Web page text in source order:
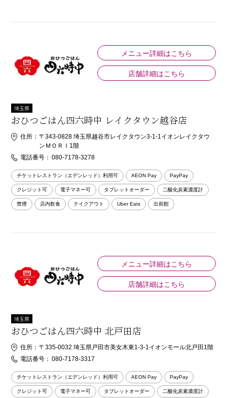
メニュー詳細はこちら
店舗詳細はこちら
埼玉県
おひつごはん四六時中 レイクタウン越谷店
住所： 〒343-0828 埼玉県越谷市レイクタウン3-1-1イオンレイクタウ
ンＭＯＲＩ1階
電話番号： 080-7178-3278
チケットレストラン（エデンレッド）利用可 AEON Pay PayPay
クレジット可 電子マネー可 タブレットオーダー 二酸化炭素濃度計
禁煙 店内飲食 テイクアウト Uber Eats 出前館
メニュー詳細はこちら
店舗詳細はこちら
埼玉県
おひつごはん四六時中 北戸田店
住所： 〒335-0032 埼玉県戸田市美女木東1-3-1イオンモール北戸田1階
電話番号： 080-7178-3317
チケットレストラン（エデンレッド）利用可 AEON Pay PayPay
クレジット可 電子マネー可 タブレットオーダー 二酸化炭素濃度計